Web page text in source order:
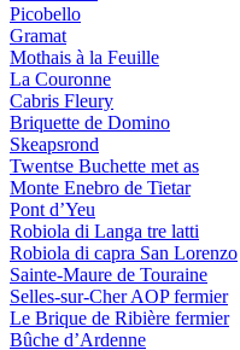
Picobello
Gramat
Mothais à la Feuille
La Couronne
Cabris Fleury
Briquette de Domino
Skeapsrond
Twentse Buchette met as
Monte Enebro de Tietar
Pont d’Yeu
Robiola di Langa tre latti
Robiola di capra San Lorenzo
Sainte-Maure de Touraine
Selles-sur-Cher AOP fermier
Le Brique de Ribière fermier
Bûche d’Ardenne